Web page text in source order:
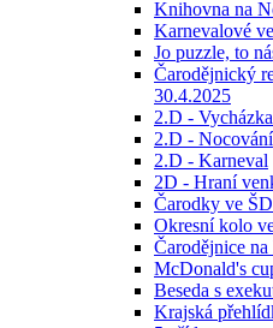
Knihovna na
Karnevalové
Jo puzzle, to
Čarodějnický
30.4.2025
2.D -
2.D - Nocování
2.D - Karneval
2D - Hraní
Čarodky ve
Okresní kolo
Čarodějnice
McDonald's
Beseda s
Krajská